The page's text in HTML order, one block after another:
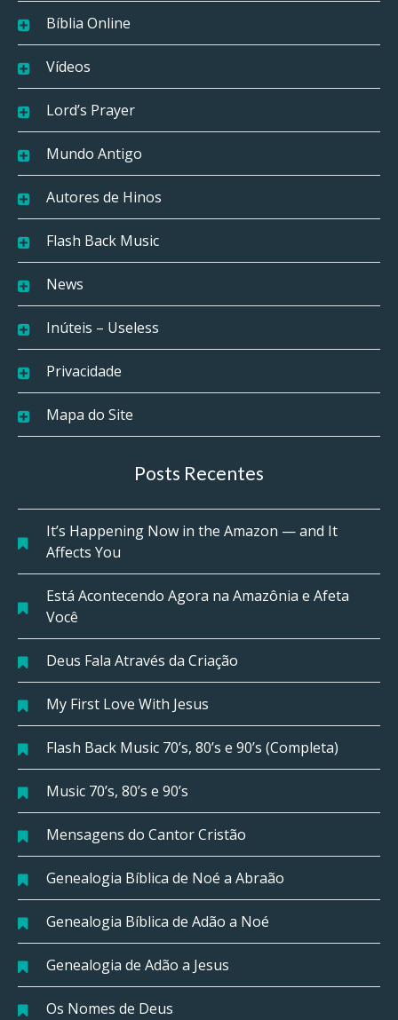
Bíblia Online
Vídeos
Lord’s Prayer
Mundo Antigo
Autores de Hinos
Flash Back Music
News
Inúteis – Useless
Privacidade
Mapa do Site
Posts Recentes
It’s Happening Now in the Amazon — and It
Affects You
Está Acontecendo Agora na Amazônia e Afeta
Você
Deus Fala Através da Criação
My First Love With Jesus
Flash Back Music 70’s, 80’s e 90’s (Completa)
Music 70’s, 80’s e 90’s
Mensagens do Cantor Cristão
Genealogia Bíblica de Noé a Abraão
Genealogia Bíblica de Adão a Noé
Genealogia de Adão a Jesus
Os Nomes de Deus